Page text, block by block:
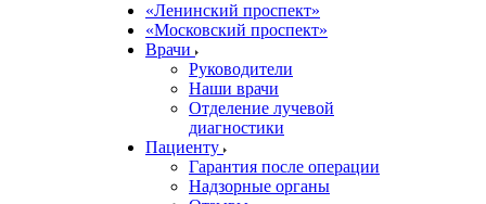
«Ленинский проспект»
«Московский проспект»
Врачи
Руководители
Наши врачи
Отделение лучевой
диагностики
Пациенту
Гарантия после операции
Надзорные органы